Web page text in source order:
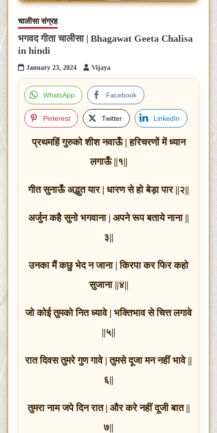
चालीसा संग्रह
भगवद गीता चालीसा | Bhagawat Geeta Chalisa
in hindi
January 23, 2024 Vijaya
WhatsApp Facebook
Pinterest Twitter LinkedIn
प्रथमहिं गुरुको शीश नवाऊँ | हरिचरणों में ध्यान
लगाऊँ ||१||
गीत सुनाऊँ अद्भुत यार | धारण से हो बेड़ा पार ||२||
अर्जुन कहै सुनो भगवाना | अपने रूप बताये नाना ||
३||
उनका मैं कछु भेद न जाना | किरपा कर फिर कहो
सुजाना ||४||
जो कोई तुमको नित ध्यावे | भक्तिभाव से चित्त लगावे
||५||
रात दिवस तुमरे गुण गावे | तुमसे दूजा मन नहीं भावे ||
६||
तुमरा नाम जपे दिन रात | और करे नहीं दूजी बात ||
७||